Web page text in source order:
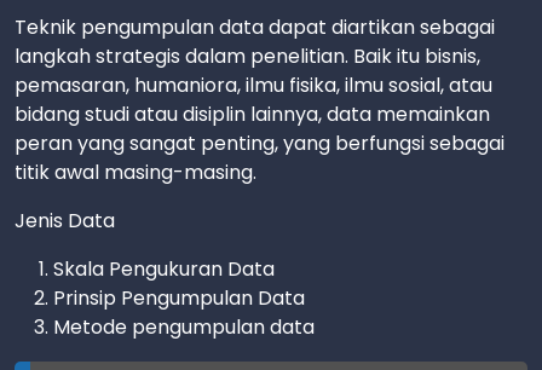
Teknik pengumpulan data dapat diartikan sebagai
langkah strategis dalam penelitian. Baik itu bisnis,
pemasaran, humaniora, ilmu fisika, ilmu sosial, atau
bidang studi atau disiplin lainnya, data memainkan
peran yang sangat penting, yang berfungsi sebagai
titik awal masing-masing.
Jenis Data
Skala Pengukuran Data
Prinsip Pengumpulan Data
Metode pengumpulan data